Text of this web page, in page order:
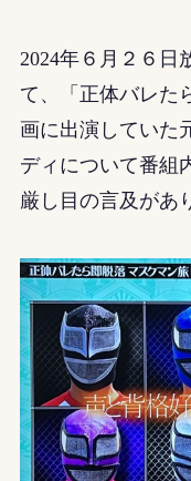
2024年６月２６日
て、「正体バレた
画に出演していた
ディについて番組
厳し目の言及があ